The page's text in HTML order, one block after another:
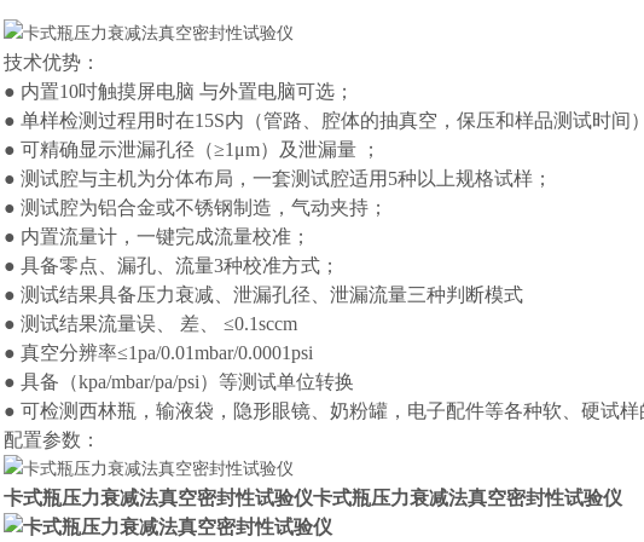
技术优势：
● 内置10吋触摸屏电脑 与外置电脑可选；
● 单样检测过程用时在15S内（管路、腔体的抽真空，保压和样品测试时间
● 可精确显示泄漏孔径（≥1μm）及泄漏量 ；
● 测试腔与主机为分体布局，一套测试腔适用5种以上规格试样；
● 测试腔为铝合金或不锈钢制造，气动夹持；
● 内置流量计，一键完成流量校准；
● 具备零点、漏孔、流量3种校准方式；
● 测试结果具备压力衰减、泄漏孔径、泄漏流量三种判断模式
● 测试结果流量误、 差、 ≤0.1sccm
● 真空分辨率≤1pa/0.01mbar/0.0001psi
● 具备（kpa/mbar/pa/psi）等测试单位转换
● 可检测西林瓶，输液袋，隐形眼镜、奶粉罐，电子配件等各种软、硬试样
配置参数：
卡式瓶压力衰减法真空密封性试验仪卡式瓶压力衰减法真空密封性试验仪